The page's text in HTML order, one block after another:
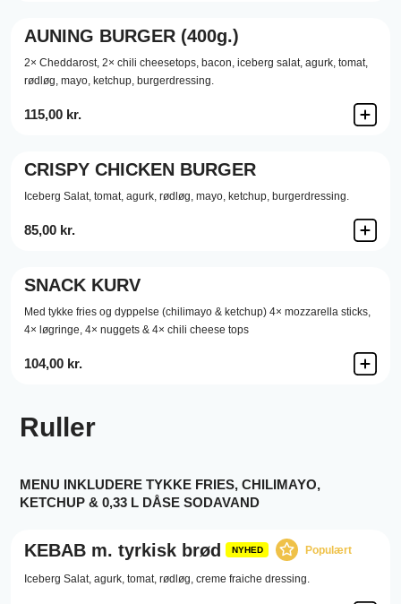
AUNING BURGER (400g.)
2× Cheddarost, 2× chili cheesetops, bacon, iceberg salat, agurk, tomat,
rødløg, mayo, ketchup, burgerdressing.
115,00 kr.
CRISPY CHICKEN BURGER
Iceberg Salat, tomat, agurk, rødløg, mayo, ketchup, burgerdressing.
85,00 kr.
SNACK KURV
Med tykke fries og dyppelse (chilimayo & ketchup) 4× mozzarella sticks,
4× løgringe, 4× nuggets & 4× chili cheese tops
104,00 kr.
Ruller
MENU INKLUDERE TYKKE FRIES, CHILIMAYO,
KETCHUP & 0,33 L DÅSE SODAVAND
KEBAB m. tyrkisk brød NYHED Populært
Iceberg Salat, agurk, tomat, rødløg, creme fraiche dressing.